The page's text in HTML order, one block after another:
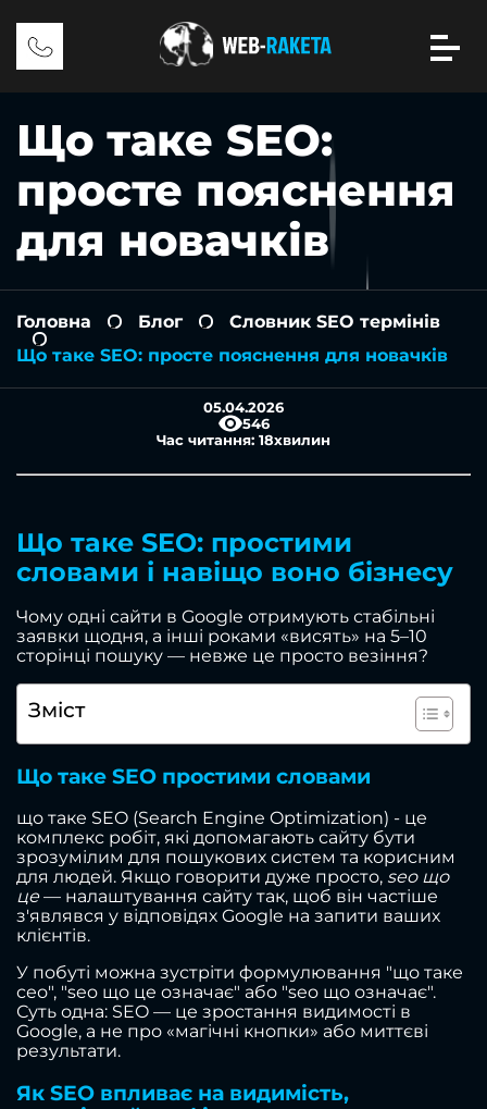
Що таке SEO:
просте пояснення
для новачків
Головна - Блог -
Словник SEO термінів
-
Що таке SEO: просте пояснення для новачків
05.04.2026
546
Час читання: 18хвилин
Що таке SEO: простими
словами і навіщо воно бізнесу
Чому одні сайти в Google отримують стабільні
заявки щодня, а інші роками «висять» на 5–10
сторінці пошуку — невже це просто везіння?
Зміст
Що таке SEO простими словами
що таке SEO (Search Engine Optimization) - це
комплекс робіт, які допомагають сайту бути
зрозумілим для пошукових систем та корисним
для людей. Якщо говорити дуже просто, seo що
це— налаштування сайту так, щоб він частіше
з'являвся у відповідях Google на запити ваших
клієнтів.
У побуті можна зустріти формулювання "що таке
сео", "seo що це означає" або "seo що означає".
Суть одна: SEO — це зростання видимості в
Google, а не про «магічні кнопки» або миттєві
результати.
Як SEO впливає на видимість,